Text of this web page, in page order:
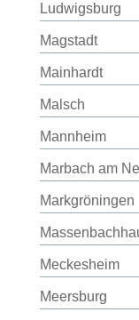
Ludwigsburg
Magstadt
Mainhardt
Malsch
Mannheim
Marbach am
Markgröningen
Meckesheim
Meersburg